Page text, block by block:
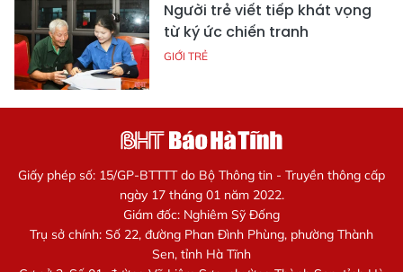
Người trẻ viết tiếp khát vọng
từ ký ức chiến tranh
GIỚI TRẺ
Giấy phép số: 15/GP-BTTTT do Bộ Thông tin - Truyền thông cấp
ngày 17 tháng 01 năm 2022.
Giám đốc: Nghiêm Sỹ Đống
Trụ sở chính: Số 22, đường Phan Đình Phùng, phường Thành
Sen, tỉnh Hà Tĩnh